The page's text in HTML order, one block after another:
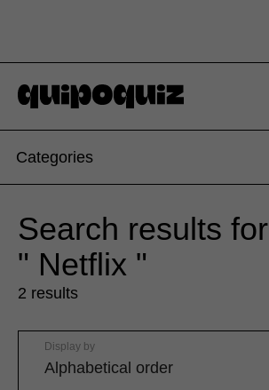
Categories
Search results for
" Netflix "
2 results
Alphabetical order
Display by